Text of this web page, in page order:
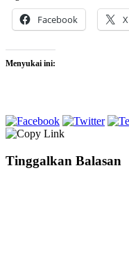
Facebook X
Menyukai ini:
Tinggalkan Balasan